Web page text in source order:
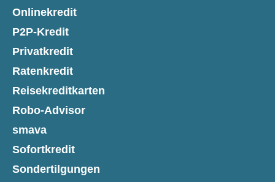
Onlinekredit
P2P-Kredit
Privatkredit
Ratenkredit
Reisekreditkarten
Robo-Advisor
smava
Sofortkredit
Sondertilgungen